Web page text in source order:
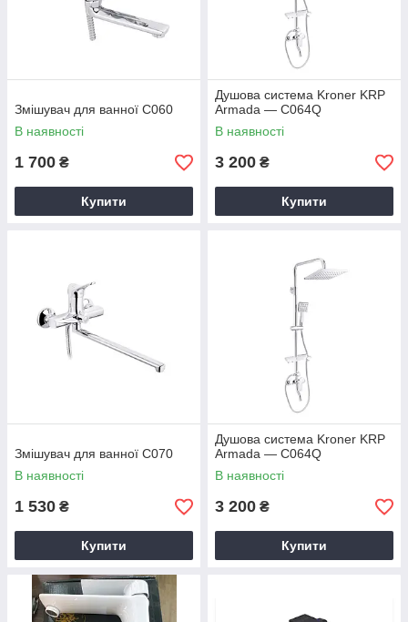
Змішувач для ванної С060
В наявності
1 700 ₴
Купити
Душова система Kroner KRP
Armada — C064Q
В наявності
3 200 ₴
Купити
Змішувач для ванної С070
В наявності
1 530 ₴
Купити
Душова система Kroner KRP
Armada — C064Q
В наявності
3 200 ₴
Купити